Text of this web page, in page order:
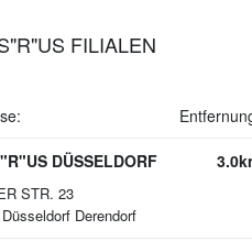
FILIALEN
DÜSSELDORF
STR. 23
Düsseldorf Derendorf